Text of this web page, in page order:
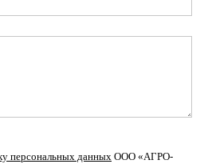
персональных данных ООО «АГРО-